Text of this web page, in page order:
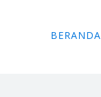
BERANDA